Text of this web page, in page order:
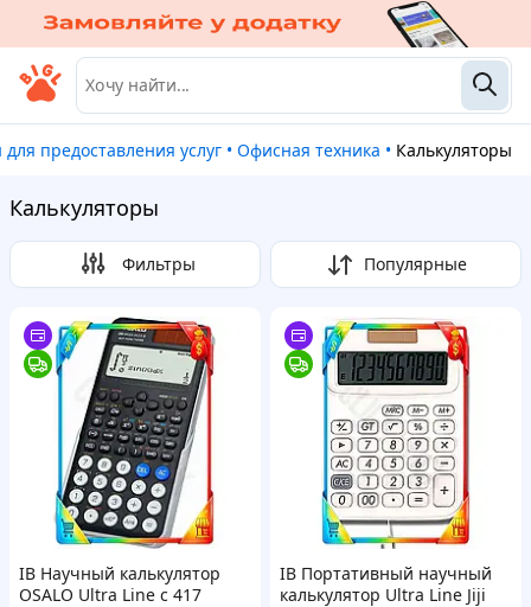
предоставления услуг • Офисная техника • Калькуляторы
Калькуляторы
Фильтры Популярные
ІВ Научный калькулятор
OSALO Ultra Line с 417
ІВ Портативный научный
калькулятор Ultra Line Jiji